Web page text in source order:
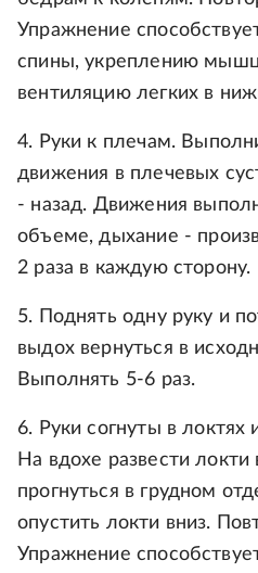
Упражнение
спины, укреплению
вентиляцию легких в
4. Руки к плечам.
движения в плечевых
- назад. Движения
объеме, дыхание -
2 раза в каждую сторону.
5. Поднять одну руку и
выдох вернуться в
Выполнять 5-6 раз.
6. Руки согнуты в
На вдохе развести локти
прогнуться в грудном
опустить локти вниз.
Упражнение